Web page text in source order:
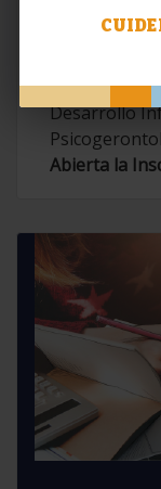
Desarrollo
Abierta la